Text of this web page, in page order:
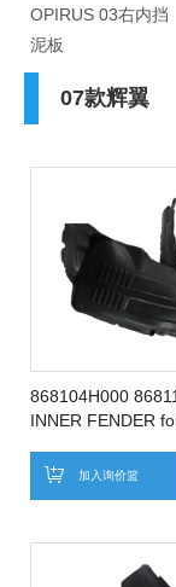
OPIRUS 03右内挡
泥板
07款辉翼
868104H000
INNER FENDER
左前
加入询价篮